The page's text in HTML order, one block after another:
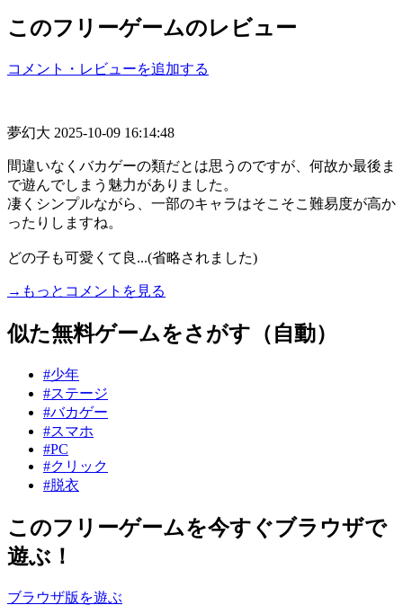
このフリーゲームのレビュー
コメント・レビューを追加する
夢幻大 2025-10-09 16:14:48
間違いなくバカゲーの類だとは思うのですが、何故か最後ま
で遊んでしまう魅力がありました。
凄くシンプルながら、一部のキャラはそこそこ難易度が高か
ったりしますね。
どの子も可愛くて良...(省略されました)
→もっとコメントを見る
似た無料ゲームをさがす（自動）
#少年
#ステージ
#バカゲー
#スマホ
#PC
#クリック
#脱衣
このフリーゲームを今すぐブラウザで
遊ぶ！
ブラウザ版を遊ぶ